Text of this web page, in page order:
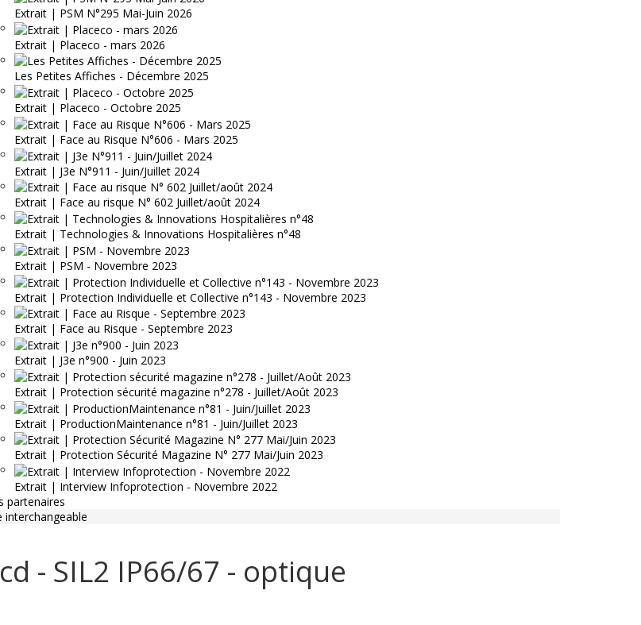
Extrait | PSM N°295 Mai-Juin 2026
Extrait | Placeco - mars 2026
Les Petites Affiches - Décembre 2025
Extrait | Placeco - Octobre 2025
Extrait | Face au Risque N°606 - Mars 2025
Extrait | J3e N°911 - Juin/Juillet 2024
Extrait | Face au risque N° 602 Juillet/août 2024
Extrait | Technologies & Innovations Hospitalières n°48
Extrait | PSM - Novembre 2023
Extrait | Protection Individuelle et Collective n°143 - Novembre 2023
Extrait | Face au Risque - Septembre 2023
Extrait | J3e n°900 - Juin 2023
Extrait | Protection sécurité magazine n°278 - Juillet/Août 2023
Extrait | ProductionMaintenance n°81 - Juin/Juillet 2023
Extrait | Protection Sécurité Magazine N° 277 Mai/Juin 2023
Extrait | Interview Infoprotection - Novembre 2022
partenaires
interchangeable
- SIL2 IP66/67 - optique